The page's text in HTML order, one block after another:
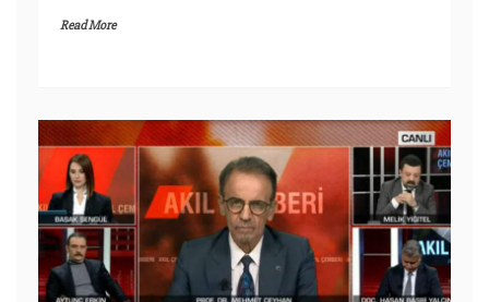
Read More